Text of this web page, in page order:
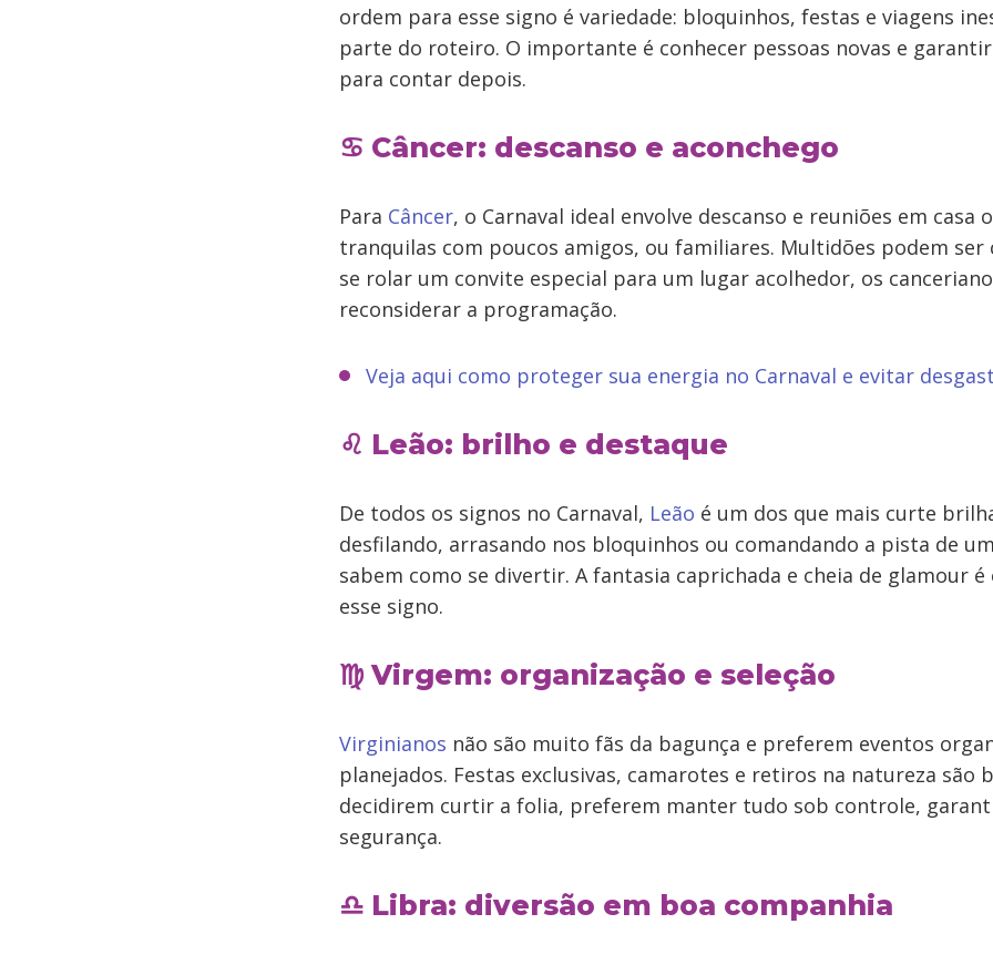
ordem para esse signo é variedade: bloquinhos, festas e viagens
parte do roteiro. O importante é conhecer pessoas novas e
para contar depois.
♋ Câncer: descanso e aconchego
Para Câncer, o Carnaval ideal envolve descanso e reuniões em casa
tranquilas com poucos amigos, ou familiares. Multidões podem ser
se rolar um convite especial para um lugar acolhedor, os
reconsiderar a programação.
Veja aqui como proteger sua energia no Carnaval e evitar
♌ Leão: brilho e destaque
De todos os signos no Carnaval, Leão é um dos que mais curte
desfilando, arrasando nos bloquinhos ou comandando a pista de
sabem como se divertir. A fantasia caprichada e cheia de glamour é
esse signo.
♍ Virgem: organização e seleção
Virginianos não são muito fãs da bagunça e preferem eventos
planejados. Festas exclusivas, camarotes e retiros na natureza são
decidirem curtir a folia, preferem manter tudo sob controle,
segurança.
♎ Libra: diversão em boa companhia